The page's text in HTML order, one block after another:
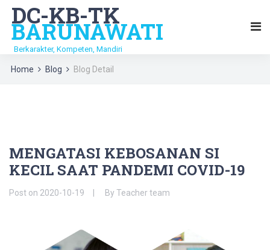
DC-KB-TK
BARUNAWATI
Berkarakter, Kompeten, Mandiri
Home Blog Blog Detail
MENGATASI KEBOSANAN SI
KECIL SAAT PANDEMI COVID-19
Post on 2020-10-19 By Teacher team